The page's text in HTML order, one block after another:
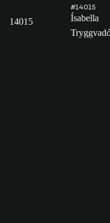
14015
#14015
Ísabella